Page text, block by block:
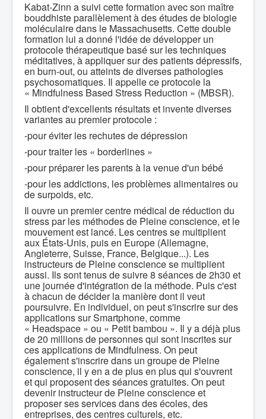
Kabat-Zinn a suivi cette formation avec son maître
bouddhiste parallèlement à des études de biologie
moléculaire dans le Massachusetts. Cette double
formation lui a donné l'idée de développer un
protocole thérapeutique basé sur les techniques
méditatives, à appliquer sur des patients dépressifs,
en burn-out, ou atteints de diverses pathologies
psychosomatiques. Il appelle ce protocole la
« Mindfulness Based Stress Reduction » (MBSR).
Il obtient d'excellents résultats et invente diverses
variantes au premier protocole :
-pour éviter les rechutes de dépression
-pour traiter les « borderlines »
-pour préparer les parents à la venue d'un bébé
-pour les addictions, les problèmes alimentaires ou
de surpoids, etc.
Il ouvre un premier centre médical de réduction du
stress par les méthodes de Pleine conscience, et le
mouvement est lancé. Les centres se multiplient
aux États-Unis, puis en Europe (Allemagne,
Angleterre, Suisse, France, Belgique...). Les
instructeurs de Pleine conscience se multiplient
aussi. Ils sont tenus de suivre 8 séances de 2h30 et
une journée d'intégration de la méthode. Puis c'est
à chacun de décider la manière dont il veut
poursuivre. En individuel, on peut s'inscrire sur des
applications sur Smartphone, comme
« Headspace » ou « Petit bambou ». Il y a déjà plus
de 20 millions de personnes qui sont inscrites sur
ces applications de Mindfulness. On peut
également s'inscrire dans un groupe de Pleine
conscience, il y en a de plus en plus qui s'ouvrent
et qui proposent des séances gratuites. On peut
devenir instructeur de Pleine conscience et
proposer ses services dans des écoles, des
entreprises, des centres culturels, etc.